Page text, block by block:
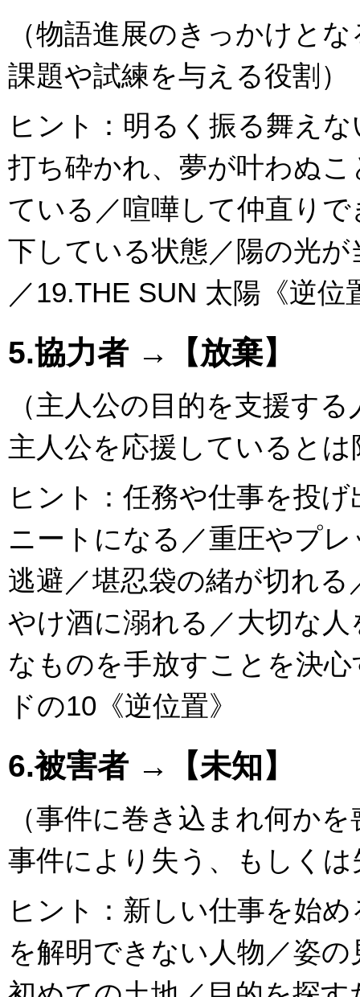
（物語進展のきっかけと
課題や試練を与える役割）
ヒント：明るく振る舞え
打ち砕かれ、夢が叶わぬ
ている／喧嘩して仲直り
下している状態／陽の光
／19.THE SUN 太陽《逆位
5.協力者 →【放棄】
（主人公の目的を支援す
主人公を応援していると
ヒント：任務や仕事を投
ニートになる／重圧やプ
逃避／堪忍袋の緒が切れ
やけ酒に溺れる／大切な
なものを手放すことを決
ドの10《逆位置》
6.被害者 →【未知】
（事件に巻き込まれ何か
事件により失う、もしく
ヒント：新しい仕事を始
を解明できない人物／姿